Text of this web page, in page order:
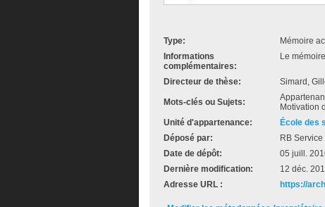
Type:
Mémoire
Informations
complémentaires:
Le
Directeur de thèse: Simard,
Mots-clés ou Sujets:
Motivation
Unité d'appartenance:
École des
Déposé par:
RB
Date de dépôt:
05 juill.
Dernière modification:
12 déc.
Adresse URL :
https://